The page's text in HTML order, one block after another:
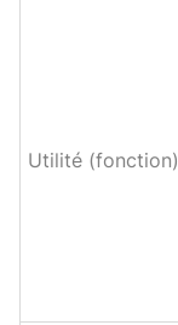
Utilité (fonction)